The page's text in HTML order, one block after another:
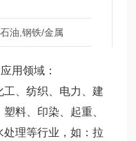
油,钢铁/金属
应用领域：
、纺织、电力、建
料、印染、起重、
理等行业，如：拉